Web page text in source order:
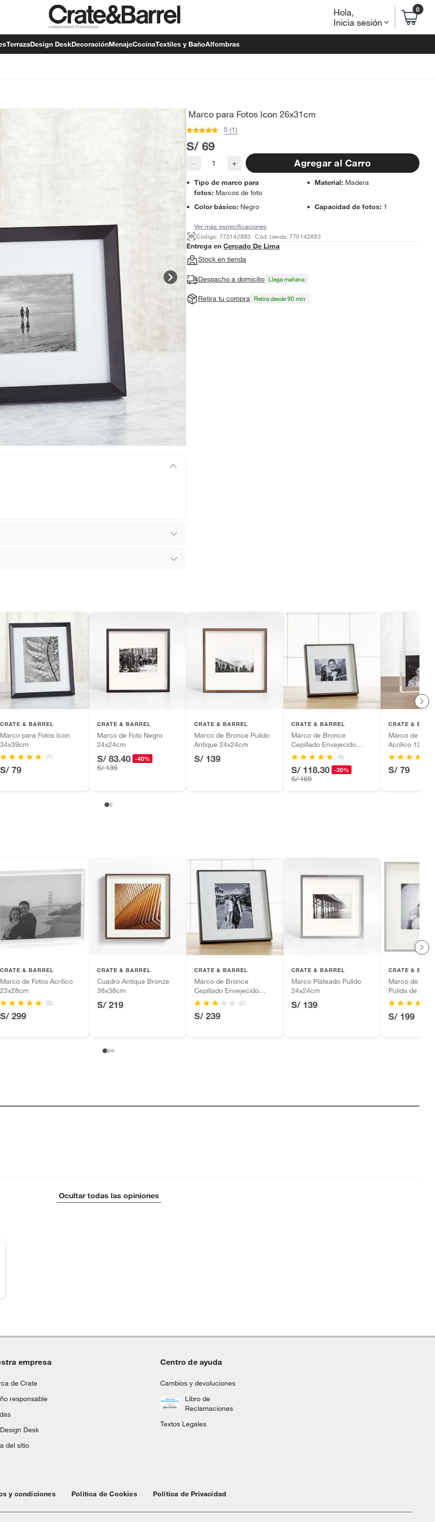
Hola,
Inicia sesión
0
TerrazaDesign DeskDecoraciónMenajeCocinaTextiles y BañoAlfombras
diferentes, otras con restricciones y algunas
tienen:
productos para asfalto, hormigón, albañilería.
productos para asfalto.
tecnología, línea blanca, colchones, muebles,
suplementos alimenticios, vitaminas.
Marco para Fotos Icon 26x31cm
5 (1)
S/ 69
− + Agregar al Carro
Tipo de marco para
fotos: Marcos de foto
Material: Madera
Color básico: Negro Capacidad de fotos: 1
Ver más especificaciones
Código: 770142893
Cód. tienda: 770142893
Entrega en Cercado De Lima
Stock en tienda
Despacho a domicilio Llega mañana
Retira tu compra Retira desde 90 min
CRATE & BARREL
Marco para Fotos Icon
34x39cm
(1)
S/ 79
CRATE & BARREL
Marco de Foto Negro
24x24cm
S/ 83.40 -40%
S/ 139
CRATE & BARREL
Marco de Bronce Pulido
Antique 24x24cm
S/ 139
CRATE & BARREL
Marco de Bronce
Cepillado Envejecido
27x27cm
(4)
S/ 118.30 -30%
S/ 169
CRATE &
Marco de
Acrílico
S/ 79
CRATE & BARREL
Marco de Fotos Acrílico
23x28cm
(3)
S/ 299
CRATE & BARREL
Cuadro Antique Bronze
38x38cm
S/ 219
CRATE & BARREL
Marco de Bronce
Cepillado Envejecido
38x38cm
(2)
S/ 239
CRATE & BARREL
Marco Plateado Pulido
24x24cm
S/ 139
CRATE &
Marco de
Pulida de
S/ 199
Ocultar todas las opiniones
empresa
de Crate
responsable
Desk
del sitio
Centro de ayuda
Cambios y devoluciones
Libro de
Reclamaciones
Textos Legales
y condiciones Política de Cookies Política de Privacidad